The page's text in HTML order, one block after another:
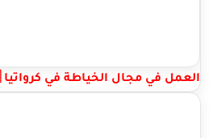
العمل في مجال الخياطة في كرواتيا 🇭🇷 ...